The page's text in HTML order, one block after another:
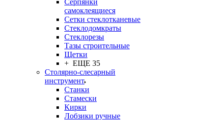
Серпянки
самоклеящиеся
Сетки стеклотканевые
Стеклодомкраты
Стеклорезы
Тазы строительные
Щетки
+ ЕЩЕ 35
Столярно-слесарный
инструмент
Станки
Стамески
Кирки
Лобзики ручные